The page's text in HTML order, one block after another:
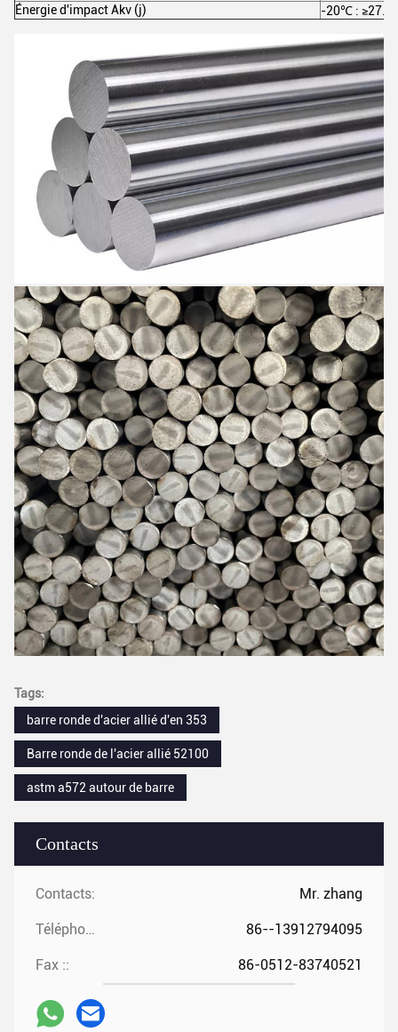
Contacts
Contacts: Mr. zhang
Téléphone :: 86--13912794095
Fax :: 86-0512-83740521
Énergie d'impact Akv (j)
-20℃ : ≥27.
Tags:
barre ronde d'acier allié d'en 353
Barre ronde de l'acier allié 52100
astm a572 autour de barre